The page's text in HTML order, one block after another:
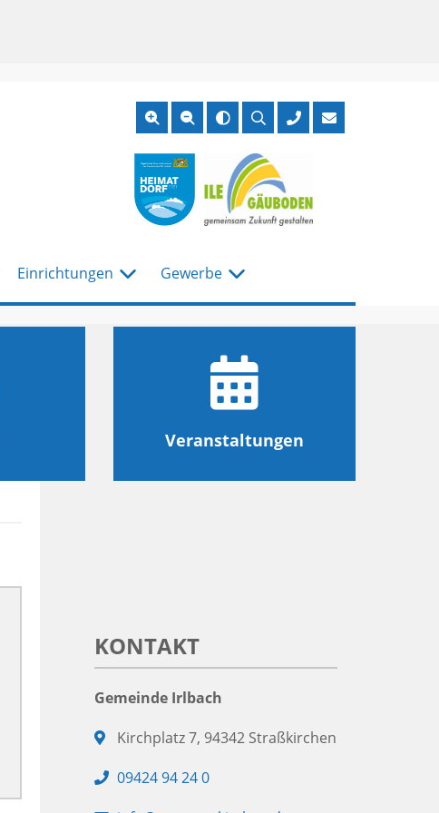
Suche
Einrichtungen Gewerbe
Veranstaltungen
KONTAKT
Gemeinde Irlbach
Adresse:
Kirchplatz 7, 94342 Straßkirchen
Telefon:
09424 94 24 0